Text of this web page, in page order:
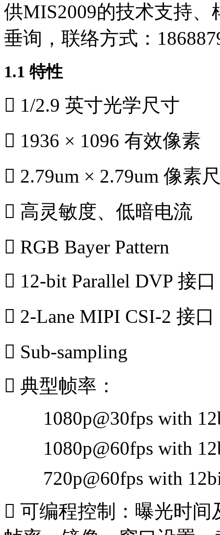
供MIS2009的技术支持
垂询，联络方式：
1.1 特性
 1/2.9 英寸光学尺寸
 1936 × 1096 有效像素
 2.79um × 2.79um 像素
 高灵敏度、低暗电流
 RGB Bayer Pattern
 12-bit Parallel DVP 接口
 2-Lane MIPI CSI-2 接口
 Sub-sampling
 典型帧率：
1080p@30fps with
1080p@60fps with
720p@60fps with
 可编程控制：曝光时